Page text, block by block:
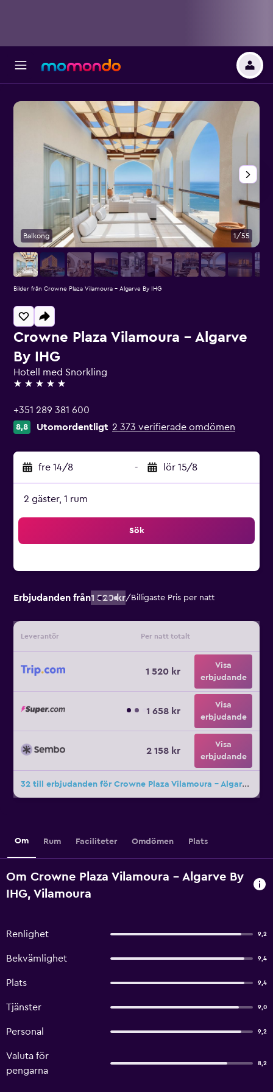
Crowne Plaza Vilamoura - Algarve
By IHG
Hotell med Snorkling
5 stjärnor
+351 289 381 600
8,8 Utomordentligt 2 373 verifierade omdömen
fre 14/8 - lör 15/8
2 gäster, 1 rum
Sök
Erbjudanden från1 520 kr/ Billigaste Pris per natt
Leverantör Per natt totalt
1 520 kr
Visa
erbjudande
1 658 kr
Visa
erbjudande
2 158 kr
Visa
erbjudande
32 till erbjudanden för Crowne Plaza Vilamoura - Algarve By IHG
Balkong 1/55
Bilder från Crowne Plaza Vilamoura - Algarve By IHG
Om Rum Faciliteter Omdömen Plats
Om Crowne Plaza Vilamoura - Algarve By
IHG, Vilamoura
Renlighet 9,2
Bekvämlighet 9,4
Plats 9,4
Tjänster 9,0
Personal 9,2
Valuta för
pengarna
8,2